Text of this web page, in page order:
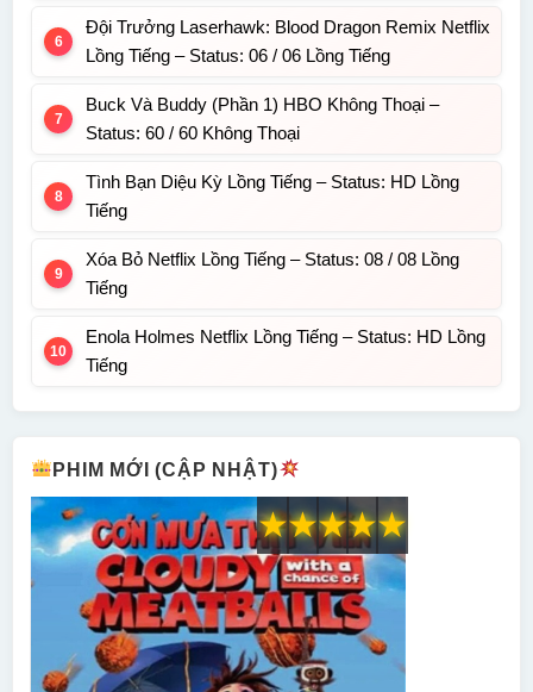
Đội Trưởng Laserhawk: Blood Dragon Remix Netflix
Lồng Tiếng – Status: 06 / 06 Lồng Tiếng
Buck Và Buddy (Phần 1) HBO Không Thoại –
Status: 60 / 60 Không Thoại
Tình Bạn Diệu Kỳ Lồng Tiếng – Status: HD Lồng
Tiếng
Xóa Bỏ Netflix Lồng Tiếng – Status: 08 / 08 Lồng
Tiếng
Enola Holmes Netflix Lồng Tiếng – Status: HD Lồng
Tiếng
PHIM MỚI (CẬP NHẬT)
★
★
★
★
★